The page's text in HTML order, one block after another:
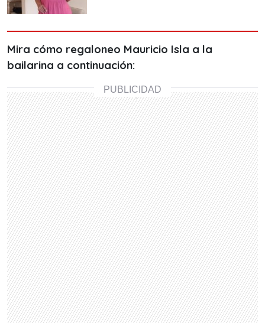
Mira cómo regaloneo Mauricio Isla a la
bailarina a continuación: